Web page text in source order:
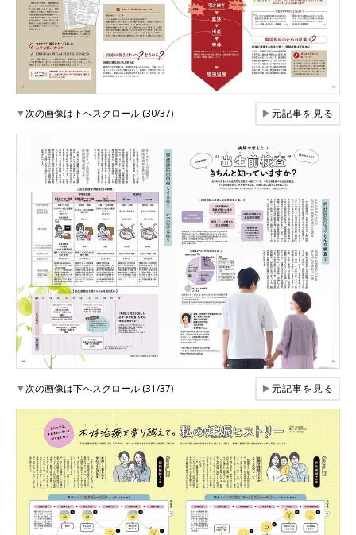
▼次の画像は下へスクロール (30/37) ▶元記事を見る
▼次の画像は下へスクロール (31/37) ▶元記事を見る